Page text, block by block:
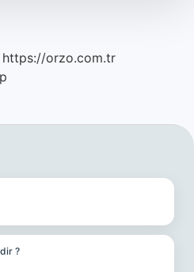
https://orzo.com.tr
?